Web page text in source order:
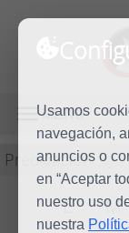
Usamos
navegación,
anuncios o
en “Aceptar
nuestro uso
nuestra
MENÚ
Predicación
L M